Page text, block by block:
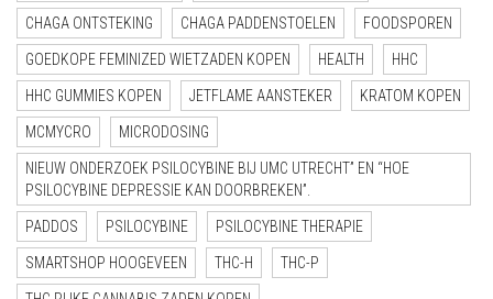
CHAGA ONTSTEKING CHAGA PADDENSTOELEN FOODSPOREN
GOEDKOPE FEMINIZED WIETZADEN KOPEN HEALTH HHC
HHC GUMMIES KOPEN JETFLAME AANSTEKER KRATOM KOPEN
MCMYCRO MICRODOSING
NIEUW ONDERZOEK PSILOCYBINE BIJ UMC UTRECHT” EN “HOE
PSILOCYBINE DEPRESSIE KAN DOORBREKEN”.
PADDOS PSILOCYBINE PSILOCYBINE THERAPIE
SMARTSHOP HOOGEVEEN THC-H THC-P